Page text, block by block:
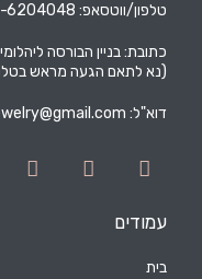
טלפון/ווטסאפ: 052-6204048
כתובת: בניין הבורסה
(נא לתאם הגעה מראש
דוא"ל:
עמודים
בית